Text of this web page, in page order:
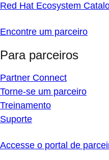
Red Hat Ecosystem
Encontre um parceiro
Para parceiros
Partner Connect
Torne-se um parceiro
Treinamento
Suporte
Accesse o portal de